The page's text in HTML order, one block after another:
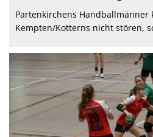
Partenkirchens
Kempten/Kotterns nicht stören,